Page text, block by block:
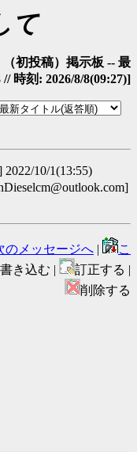
て
初投稿）掲示板 -- 最
時刻: 2026/8/8(09:27)]
10/1(13:55)
のメッセージへ |
こ
き込む |
訂正する |
削除する